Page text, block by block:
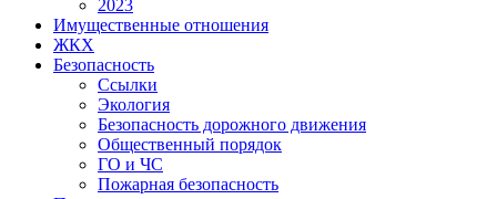
2023
Имущественные отношения
ЖКХ
Безопасность
Ссылки
Экология
Безопасность дорожного движения
Общественный порядок
ГО и ЧС
Пожарная безопасность